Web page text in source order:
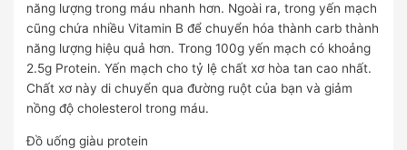
năng lượng trong máu nhanh hơn. Ngoài ra, trong yến mạch
cũng chứa nhiều Vitamin B để chuyển hóa thành carb thành
năng lượng hiệu quả hơn. Trong 100g yến mạch có khoảng
2.5g Protein. Yến mạch cho tỷ lệ chất xơ hòa tan cao nhất.
Chất xơ này di chuyển qua đường ruột của bạn và giảm
nồng độ cholesterol trong máu.
Đồ uống giàu protein